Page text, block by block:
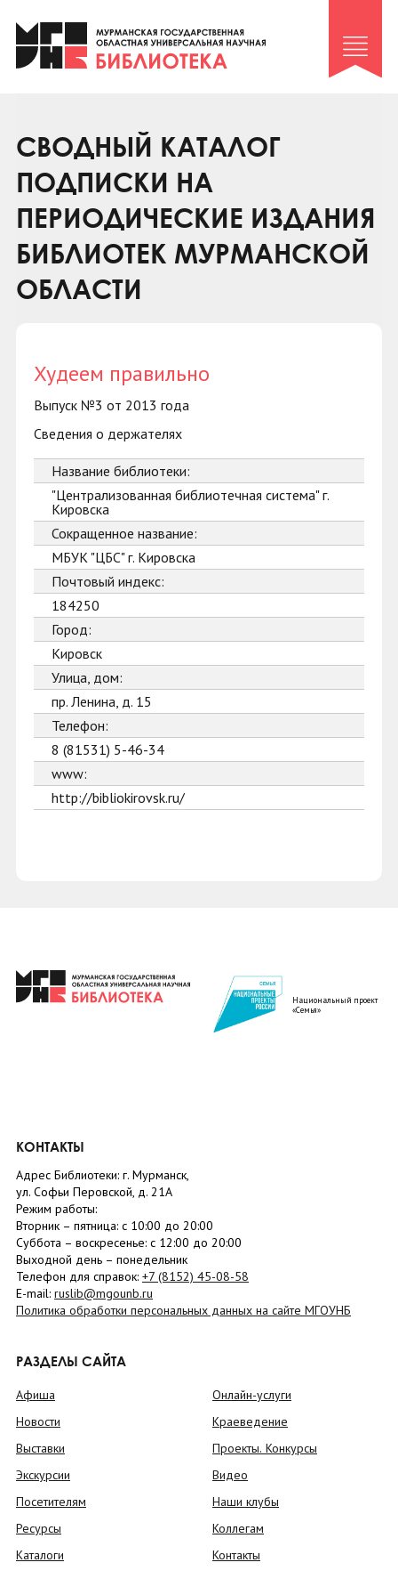
Клуб «Гиря и сельдерей»
Клуб «Семейный архив»
Коллегам
Контакты
СВОДНЫЙ КАТАЛОГ
ПОДПИСКИ НА
ПЕРИОДИЧЕСКИЕ ИЗДАНИЯ
БИБЛИОТЕК МУРМАНСКОЙ
ОБЛАСТИ
Худеем правильно
Выпуск №3 от 2013 года
Сведения о держателях
Название библиотеки:
"Централизованная библиотечная система" г.
Кировска
Сокращенное название:
МБУК "ЦБС" г. Кировска
Почтовый индекс:
184250
Город:
Кировск
Улица, дом:
пр. Ленина, д. 15
Телефон:
8 (81531) 5-46-34
www:
http://bibliokirovsk.ru/
Национальный проект
«Семья»
КОНТАКТЫ
Адрес Библиотеки: г. Мурманск,
ул. Софьи Перовской, д. 21А
Режим работы:
Вторник – пятница: с 10:00 до 20:00
Суббота – воскресенье: c 12:00 до 20:00
Выходной день – понедельник
Телефон для справок: +7 (8152) 45-08-58
E-mail: ruslib@mgounb.ru
Политика обработки персональных данных на сайте МГОУНБ
РАЗДЕЛЫ САЙТА
Афиша
Новости
Выставки
Экскурсии
Посетителям
Ресурсы
Каталоги
Онлайн-услуги
Краеведение
Проекты. Конкурсы
Видео
Наши клубы
Коллегам
Контакты